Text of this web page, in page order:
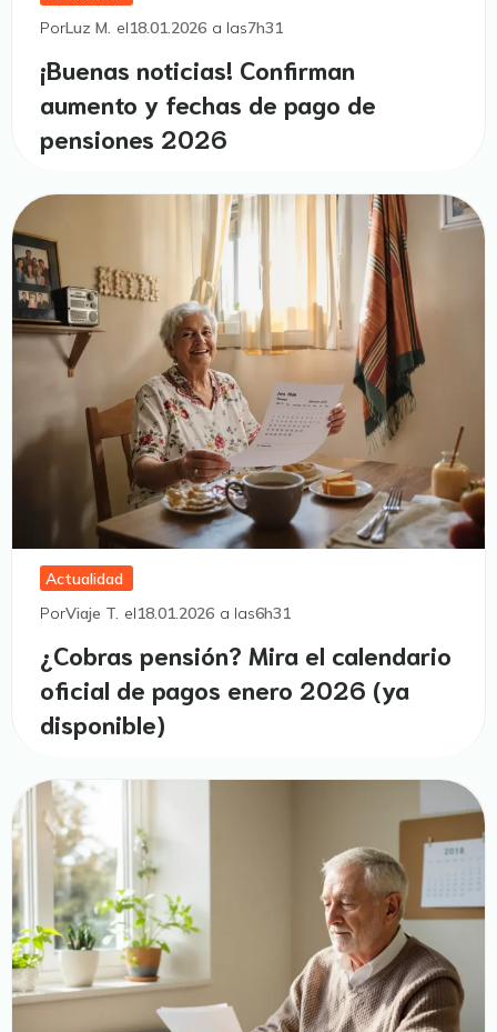
PorLuz M. el18.01.2026 a las7h31
¡Buenas noticias! Confirman
aumento y fechas de pago de
pensiones 2026
Actualidad
PorViaje T. el18.01.2026 a las6h31
¿Cobras pensión? Mira el calendario
oficial de pagos enero 2026 (ya
disponible)